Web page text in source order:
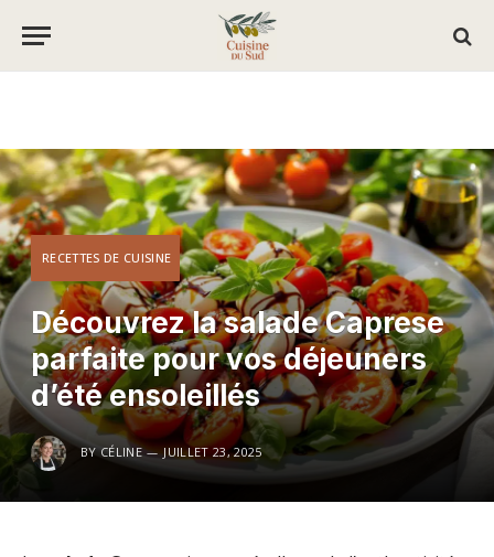
RECETTES DE CUISINE
Découvrez la salade Caprese
parfaite pour vos déjeuners
d’été ensoleillés
BY CÉLINE JUILLET 23, 2025